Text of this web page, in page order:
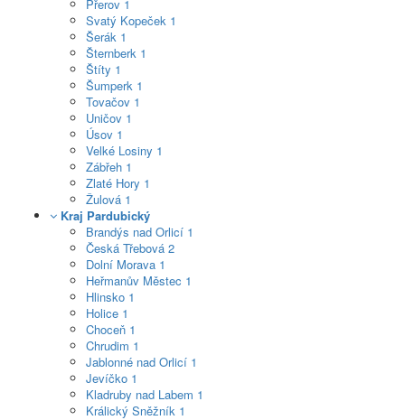
Přerov 1
Svatý Kopeček 1
Šerák 1
Šternberk 1
Štíty 1
Šumperk 1
Tovačov 1
Uničov 1
Úsov 1
Velké Losiny 1
Zábřeh 1
Zlaté Hory 1
Žulová 1
Kraj Pardubický
Brandýs nad Orlicí 1
Česká Třebová 2
Dolní Morava 1
Heřmanův Městec 1
Hlinsko 1
Holice 1
Choceň 1
Chrudim 1
Jablonné nad Orlicí 1
Jevíčko 1
Kladruby nad Labem 1
Králický Sněžník 1